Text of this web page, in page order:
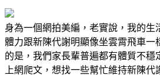
身為一個網拍美編，老實說，我的生
體力跟新陳代謝明顯像坐雲霄飛車一
的是，我們家長輩普遍都有體質不
上網爬文，想找一些幫忙維持新陳